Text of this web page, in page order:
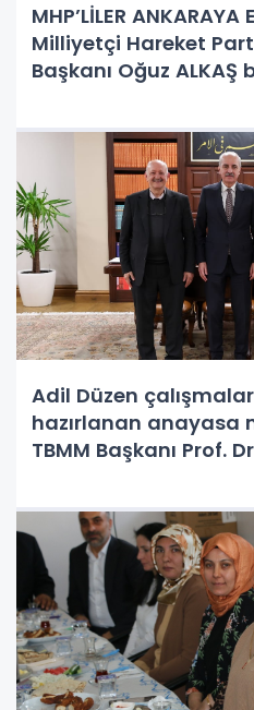
MHP’LİLER ANKARAYA
Milliyetçi Hareket
Başkanı Oğuz ALKAŞ
MHP Genel Merkezi
Adil Düzen
hazırlanan anayasa
TBMM Başkanı Prof.
hedefliyor.